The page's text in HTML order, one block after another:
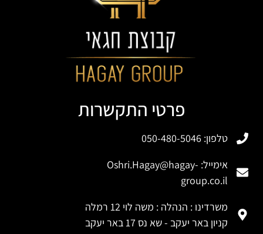
פרטי התקשרות
טלפון: 050-480-5046
אימייל:Oshri.Hagay@hagay-
group.co.il
משרדינו : הנהלה : משה לוי 12 רמלה
קניון באר יעקב - שא נס 17 באר יעקב